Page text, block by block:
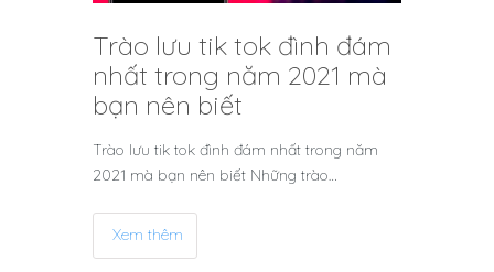
Trào lưu tik tok đình đám
nhất trong năm 2021 mà
bạn nên biết
Trào lưu tik tok đình đám nhất trong năm
2021 mà bạn nên biết Những trào…
Xem thêm